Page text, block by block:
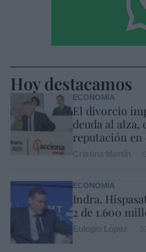
Hoy destacamos
ECONOMÍA
El divorcio
deuda al alza,
reputación
ECONOMÍA
Indra.
2 de 1.600